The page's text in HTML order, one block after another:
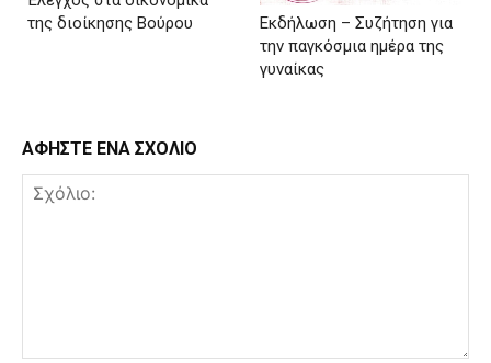
της διοίκησης Βούρου
Εκδήλωση – Συζήτηση για
την παγκόσμια ημέρα της
γυναίκας
ΑΦΗΣΤΕ ΕΝΑ ΣΧΟΛΙΟ